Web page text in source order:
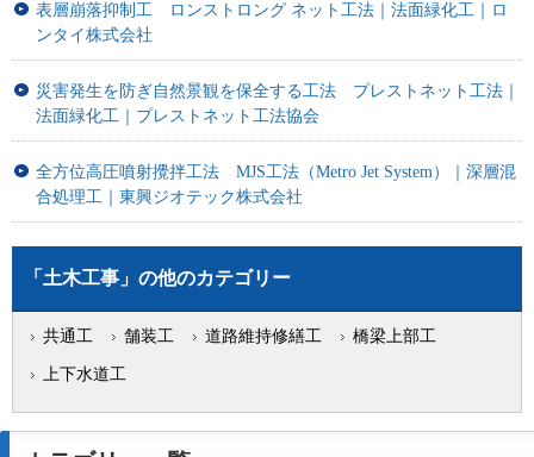
表層崩落抑制工 ロンストロング ネット工法｜法面緑化工｜ロ
ンタイ株式会社
災害発生を防ぎ自然景観を保全する工法 プレストネット工法｜
法面緑化工｜プレストネット工法協会
全方位高圧噴射攪拌工法 MJS工法（Metro Jet System）｜深層混
合処理工｜東興ジオテック株式会社
「土木工事」の他のカテゴリー
共通工 舗装工 道路維持修繕工 橋梁上部工
上下水道工